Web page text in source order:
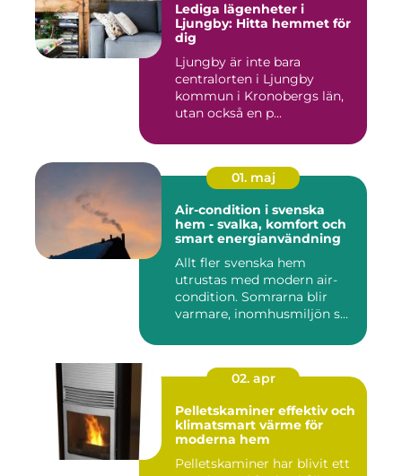
Lediga lägenheter i
Ljungby: Hitta hemmet för
dig
Ljungby är inte bara
centralorten i Ljungby
kommun i Kronobergs län,
utan också en p...
01. maj
Air-condition i svenska
hem - svalka, komfort och
smart energianvändning
Allt fler svenska hem
utrustas med modern air-
condition. Somrarna blir
varmare, inomhusmiljön s...
02. apr
Pelletskaminer effektiv och
klimatsmart värme för
moderna hem
Pelletskaminer har blivit ett